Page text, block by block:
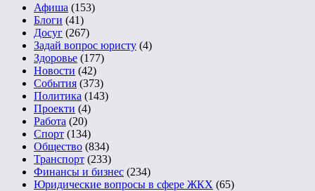
Афиша (153)
Блоги (41)
Досуг (267)
Задай вопрос юристу (4)
Здоровье (177)
Новости (42)
События (373)
Политика (143)
Проекти (4)
Работа (20)
Спорт (134)
Общество (834)
Транспорт (233)
Финансы и бизнес (234)
Юридические вопросы в сфере ЖКХ (65)